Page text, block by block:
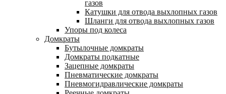
газов
Катушки для отвода выхлопных газов
Шланги для отвода выхлопных газов
Упоры под колеса
Домкраты
Бутылочные домкраты
Домкраты подкатные
Зацепные домкраты
Пневматические домкраты
Пневмогидравлические домкраты